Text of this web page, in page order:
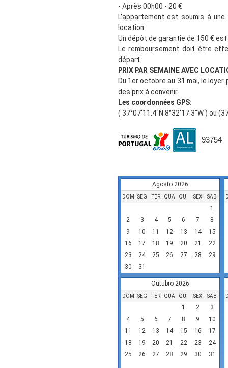
- Après 00h00 - 20 €
L'appartement est soumis à une
location.
Un dépôt de garantie de 150 €
Le remboursement doit être
départ.
PRIX PAR SEMAINE AVEC
Du 1er octobre au 31 mai, le
des prix à convenir.
Les coordonnées GPS:
( 37°07‘11.4"N 8°32‘17.3"W ) ou
93754
Agosto 2026
DOM SEG TER QUA QUI SEX SAB
1
2
3 4 5 6 7
8
9
10 11 12 13 14
15
16
17 18 19 20 21
22
23
24 25 26 27 28
29
30
31
Outubro 2026
DOM SEG TER QUA QUI SEX SAB
1 2
3
4
5 6 7 8 9
10
11
12 13 14 15 16
17
18
19 20 21 22 23
24
25
26 27 28 29 30 31